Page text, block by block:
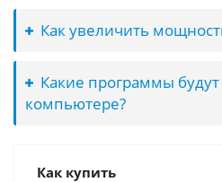
Как увеличить
Какие программы
компьютере?
Как купить